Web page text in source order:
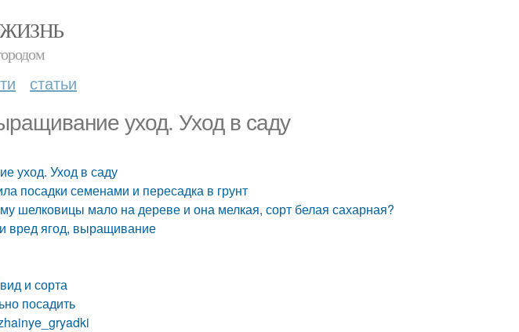
статьи
уход. Уход в саду
уход. Уход в саду
посадки семенами и пересадка в грунт
шелковицы мало на дереве и она мелкая, сорт белая сахарная?
вред ягод, выращивание
и сорта
посадить